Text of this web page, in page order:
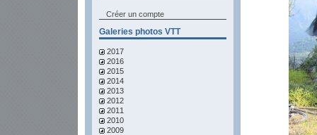
Créer un compte
Galeries photos VTT
2017
2016
2015
2014
2013
2012
2011
2010
2009